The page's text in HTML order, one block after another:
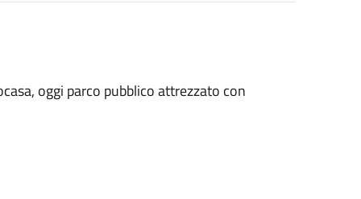
oggi parco pubblico attrezzato con